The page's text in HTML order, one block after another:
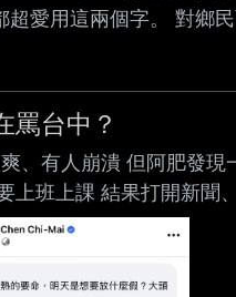
愛用這兩個字。 對鄉
的霸主？ 有沒有八卦？
罵台中？
、有人崩潰 但阿肥發現
班上課 結果打開新聞
期待？ 還是因為台中
全世界都在罵台中」的
Sent from JPTT on my